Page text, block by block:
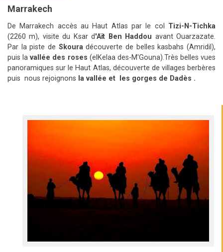
Marrakech
De Marrakech accès au Haut Atlas par le col Tizi-N-Tichka
(2260 m), visite du Ksar d'Aït Ben Haddou avant Ouarzazate.
Par la piste de Skouradécouverte de belles kasbahs (Amridil),
puis lavallée des roses (elKelaa des-M'Gouna).Très belles vues
panoramiques sur le Haut Atlas, découverte de villages berbères
puis nous rejoignons la vallée et les gorges de Dadès .